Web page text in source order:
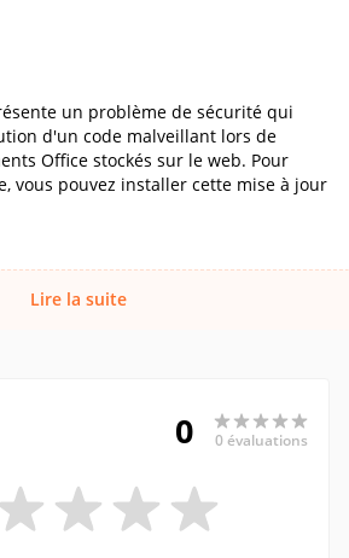
un problème de sécurité qui
d'un code malveillant lors de
Office stockés sur le web. Pour
vous pouvez installer cette mise à jour
Lire la suite
0 0 évaluations